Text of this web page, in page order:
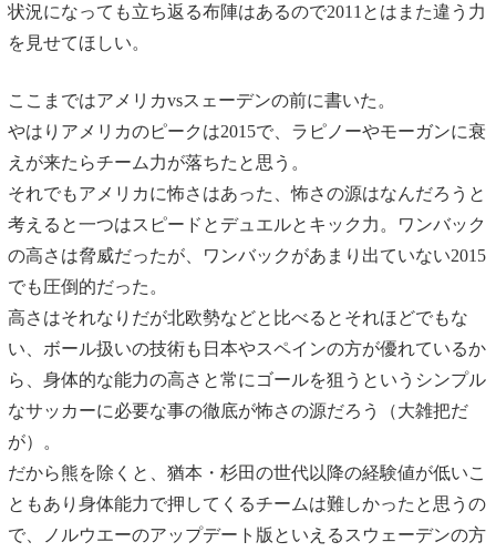
状況になっても立ち返る布陣はあるので2011とはまた違う力
を見せてほしい。
ここまではアメリカvsスェーデンの前に書いた。
やはりアメリカのピークは2015で、ラピノーやモーガンに衰
えが来たらチーム力が落ちたと思う。
それでもアメリカに怖さはあった、怖さの源はなんだろうと
考えると一つはスピードとデュエルとキック力。ワンバック
の高さは脅威だったが、ワンバックがあまり出ていない2015
でも圧倒的だった。
高さはそれなりだが北欧勢などと比べるとそれほどでもな
い、ボール扱いの技術も日本やスペインの方が優れているか
ら、身体的な能力の高さと常にゴールを狙うというシンプル
なサッカーに必要な事の徹底が怖さの源だろう（大雑把だ
が）。
だから熊を除くと、猶本・杉田の世代以降の経験値が低いこ
ともあり身体能力で押してくるチームは難しかったと思うの
で、ノルウエーのアップデート版といえるスウェーデンの方